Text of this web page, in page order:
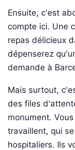
Ensuite, c'est
compte ici. Une
repas délicieux
dépenserez
demande à
Mais surtout,
des files
monument.
travaillent, qui
hospitaliers. Ils